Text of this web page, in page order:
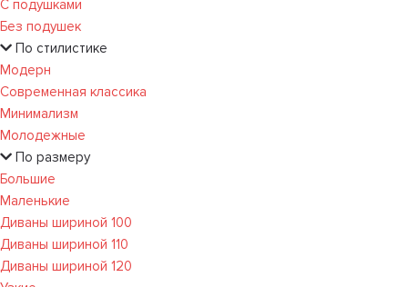
С подушками
Без подушек
По стилистике
Модерн
Современная классика
Минимализм
Молодежные
По размеру
Большие
Маленькие
Диваны шириной 100
Диваны шириной 110
Диваны шириной 120